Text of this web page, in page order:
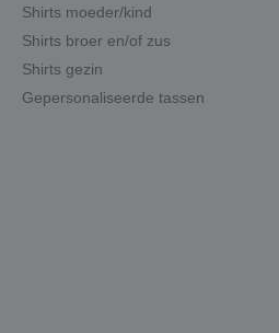
Shirts moeder/kind
Shirts broer en/of zus
Shirts gezin
Gepersonaliseerde tassen